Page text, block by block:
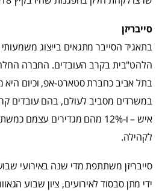
סייבריזן
בתאגיד הסייבר מתגאים בייצוג
הלהט"בית בקרב העובדים. החברה
בתל אביב כחברת סטארט-אפ, וכיום היא
איש – ו-12% מהם מגדירים עצמם
לקהילה.
סייבריזן משתתפת מדי שנה באירועי
ידי מתן סבסוד לאירועים, ציון שבוע